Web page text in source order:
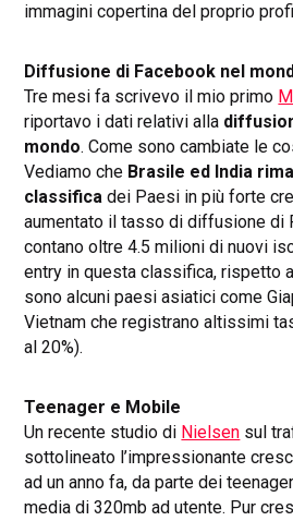
immagini copertina del proprio
Diffusione di Facebook nel
Tre mesi fa scrivevo il mio primo
riportavo i dati relativi alla
mondo. Come sono cambiate le
Vediamo che Brasile ed India
classifica dei Paesi in più forte
aumentato il tasso di diffusione di
contano oltre 4.5 milioni di nuovi
entry in questa classifica, rispetto
sono alcuni paesi asiatici come
Vietnam che registrano altissimi
al 20%).
Teenager e Mobile
Un recente studio di Nielsen sul
sottolineato l’impressionante
ad un anno fa, da parte dei
media di 320mb ad utente. Pur